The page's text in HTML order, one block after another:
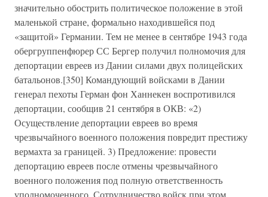
значительно обострить политическое положение в этой
маленькой стране, формально находившейся под
«защитой» Германии. Тем не менее в сентябре 1943 года
обергруппенфюрер СС Бергер получил полномочия для
депортации евреев из Дании силами двух полицейских
батальонов.[350] Командующий войсками в Дании
генерал пехоты Герман фон Ханнекен воспротивился
депортации, сообщив 21 сентября в ОКВ: «2)
Осуществление депортации евреев во время
чрезвычайного военного положения повредит престижу
вермахта за границей. 3) Предложение: провести
депортацию евреев после отмены чрезвычайного
военного положения под полную ответственность
уполномоченного. Сотрудничество войск при этом